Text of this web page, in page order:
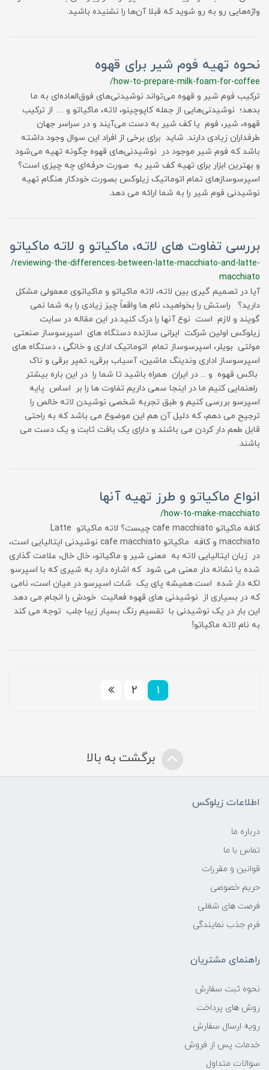
واژه‌هایی رو به رو شوید که قبلا آن‌ها را نشنیده باشید.
نحوه تهیه فوم شیر برای قهوه
/how-to-prepare-milk-foam-for-coffee
ترکیب فوم شیر و قهوه می‌تواند نوشیدنی‌های فوق‌العاده‌ای به ما
بدهد؛ نوشیدنی‌هایی از جمله کاپوچینو، لاته، ماکیاتو و … از ترکیب
قهوه، شیر، فوم یا کف شیر به دست می‌آیند و در سراسر جهان
طرفداران زیادی دارند. شاید برای برخی از افراد این سوال وجود داشته
باشد که فوم شیر موجود در نوشیدنی‌های قهوه چگونه تهیه می‌شود
و بهترین ابزار برای تهیه کف شیر به صورت حرفه‌ای چه چیزی است؟
اسپرسوسازهای تمام اتوماتیک زیلوکس بصورت خودکار هنگام تهیه
نوشیدنی فوم شیر را به شما ارائه می دهد.
بررسی تفاوت های لاته، ماکیاتو و لاته ماکیاتو
/reviewing-the-differences-between-latte-macchiato-and-latte-
macchiato
آیا در تصمیم گیری بین لاته، لاته ماکیاتو و ماکیاتوی معمولی مشکل
دارید؟ راستش را بخواهید، نام ها واقعاً چیز زیادی را به شما نمی
گویند و لازم است نوع آنها را درک کنید.در این مقاله در سایت
زیلوکس اولین شرکت ایرانی سازنده دستگاه های اسپرسوساز صنعتی
مولتی بویلر، اسپرسوساز تمام اتوماتیک اداری و خانگی ، دستگاه های
اسپرسوساز اداری وندینگ ماشین، آسیاب برقی، تمپر برقی و ناک
باکس قهوه و ... در ایران همراه باشید تا شما را در این باره بیشتر
راهنمایی کنیم ما در اینجا سعی داریم تفاوت ها را بر اساس پایه
اسپرسو بررسی کنیم و طبق تجربه شخصی نوشیدن لاته خالص را
ترجیح می دهم، که دلیل آن هم این موضوع می باشد که به راحتی
قابل طعم دار کردن می باشند و دارای یک بافت ثابت و یک دست می
باشند.
انواع ماکیاتو و طرز تهیه آنها
/how-to-make-macchiato
کافه ماکیاتو cafe macchiato چیست؟ لاته ماکیاتو Latte
macchiato و کافه ماکیاتو cafe macchiato نوشیدنی ایتالیایی است،
در زبان ایتالیایی لاته به معنی شیر و ماکیاتو، خال خال، علامت گذاری
شده یا نشانه دار معنی می شود که اشاره دارد به شیری که با اسپرسو
لکه دار شده است.همیشه پای یک شات اسپرسو در میان است، نامی
که در بسیاری از نوشیدنی های قهوه فعالیت خودش را انجام می دهد.
این بار در یک نوشیدنی با تقسیم رنگ بسیار زیبا جلب توجه می کند
به نام لاته ماکیاتو!
1
2
برگشت به بالا
اطلاعات زیلوکس
درباره ما
تماس با ما
قوانین و مقررات
حریم خصوصی
فرصت های شغلی
فرم جذب نمایندگی
راهنمای مشتریان
نحوه ثبت سفارش
روش های پرداخت
رویه ارسال سفارش
خدمات پس از فروش
سوالات متداول